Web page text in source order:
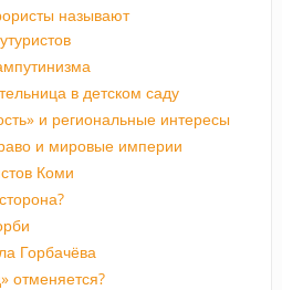
называют
в детском саду
и региональные интересы
и мировые империи
Коми
Горбачёва
отменяется?